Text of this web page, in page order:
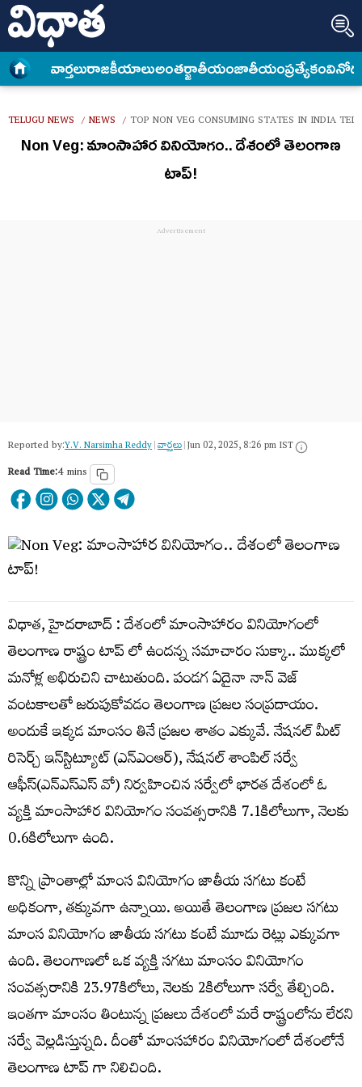
వార్త‌లురాజకీయాలుఅంత‌ర్జాతీయంజాతీయంప్రత్యేకం
TELUGU NEWS / NEWS / TOP NON VEG CONSUMING STATES IN INDIA
Non Veg: మాంసాహార వినియోగం.. దేశంలో తెలంగాణ
టాప్!
Reported by:Y.V. Narsimha Reddy|వార్త‌లు|Jun 02, 2025, 8:26 pm IST
Read Time:4 mins
విధాత, హైదరాబాద్ : దేశంలో మాంసాహారం వినియోగంలో
తెలంగాణ రాష్ట్రం టాప్ లో ఉందన్న సమాచారం సుక్కా.. ముక్కలో
మనోళ్ల అభిరుచిని చాటుతుంది. పండగ ఏదైనా నాన్ వెజ్
వంటకాలతో జరుపుకోవడం తెలంగాణ ప్రజల సంప్రదాయం.
అందుకే ఇక్కడ మాంసం తినే ప్రజల శాతం ఎక్కువే. నేషనల్ మీట్
రిసెర్చ్ ఇన్‌స్టిట్యూట్‌ (ఎన్ఎంఆర్), నేషనల్ శాంపిల్ సర్వే
ఆఫీస్(ఎన్ఎస్ఎస్ వో) నిర్వహించిన సర్వేలో భారత దేశంలో ఓ
వ్యక్తి మాంసాహార వినియోగం సంవత్సరానికి 7.1కిలోలుగా, నెలకు
0.6కిలోలుగా ఉంది.
కొన్ని ప్రాంతాల్లో మాంస వినియోగం జాతీయ సగటు కంటే
అధికంగా, తక్కువగా ఉన్నాయి. అయితే తెలంగాణ ప్రజల సగటు
మాంస వినియోగం జాతీయ సగటు కంటే మూడు రెట్లు ఎక్కువగా
ఉంది. తెలంగాణలో ఒక వ్యక్తి సగటు మాంసం వినియోగం
సంవత్సరానికి 23.97కిలోలు, నెలకు 2కిలోలుగా సర్వే తేల్చింది.
ఇంతగా మాంసం తింటున్న ప్రజలు దేశంలో మరే రాష్ట్రంలోను లేరని
సర్వే వెల్లడిస్తున్నది. దీంతో మాంసహారం వినియోగంలో దేశంలోనే
తెలంగాణ టాప్ గా నిలిచింది.